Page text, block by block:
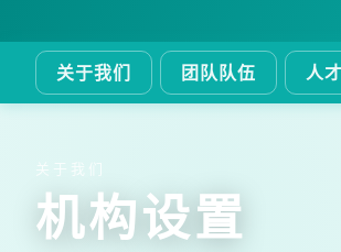
关于我们 团队队伍 人
关于我们
机构设置